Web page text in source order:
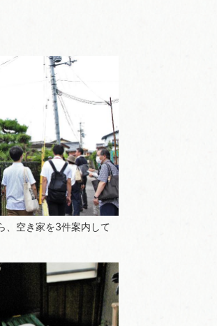
、空き家を3件案内して